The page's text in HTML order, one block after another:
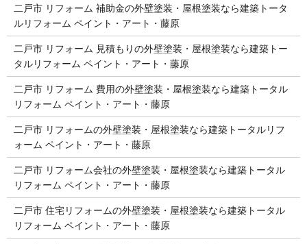
二戸市 リフォーム 補助金の外壁塗装・屋根塗装なら建築トータ
ルリフォーム ペイント・アート・藤原
二戸市 リフォーム 見積もりの外壁塗装・屋根塗装なら建築トー
タルリフォーム ペイント・アート・藤原
二戸市 リフォーム 費用の外壁塗装・屋根塗装なら建築トータル
リフォーム ペイント・アート・藤原
二戸市 リフォームの外壁塗装・屋根塗装なら建築トータルリフ
ォーム ペイント・アート・藤原
二戸市 リフォーム会社の外壁塗装・屋根塗装なら建築トータル
リフォーム ペイント・アート・藤原
二戸市 住宅リフォームの外壁塗装・屋根塗装なら建築トータル
リフォーム ペイント・アート・藤原